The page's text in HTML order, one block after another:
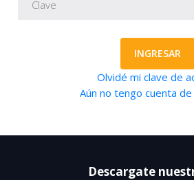
INGRESAR
Olvidé mi clave de
Aún no tengo cuenta de
Descargate